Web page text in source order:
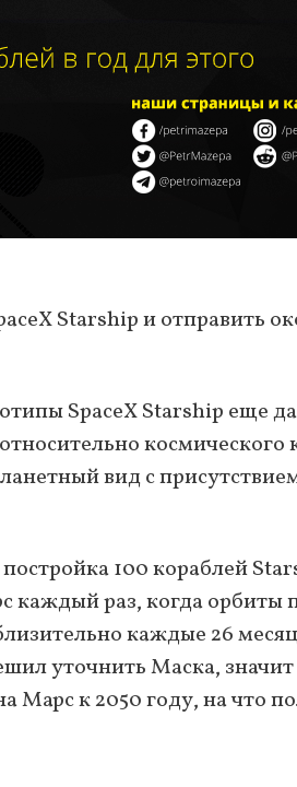
Starship и отправить
SpaceX Starship еще
космического
вид с
100 кораблей
каждый раз, когда орбиты
каждые 26
уточнить Маска, значит
Марс к 2050 году, на что